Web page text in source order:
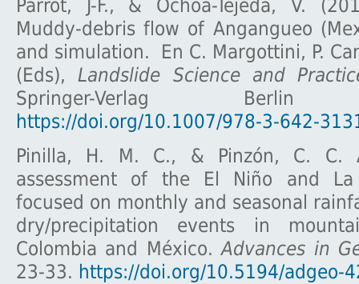
Parrot, J-F., & Ochoa-Tejeda, V.
Muddy-debris flow of Angangueo
and simulation. En C. Margottini, P.
(Eds), Landslide Science and
Springer-Verlag Berlin
https://doi.org/10.1007/978-3-642-
Pinilla, H. M. C., & Pinzón, C. C.
assessment of the El Niño and
focused on monthly and seasonal
dry/precipitation events in
Colombia and México.Advances in
23-33. https://doi.org/10.5194/adgeo-